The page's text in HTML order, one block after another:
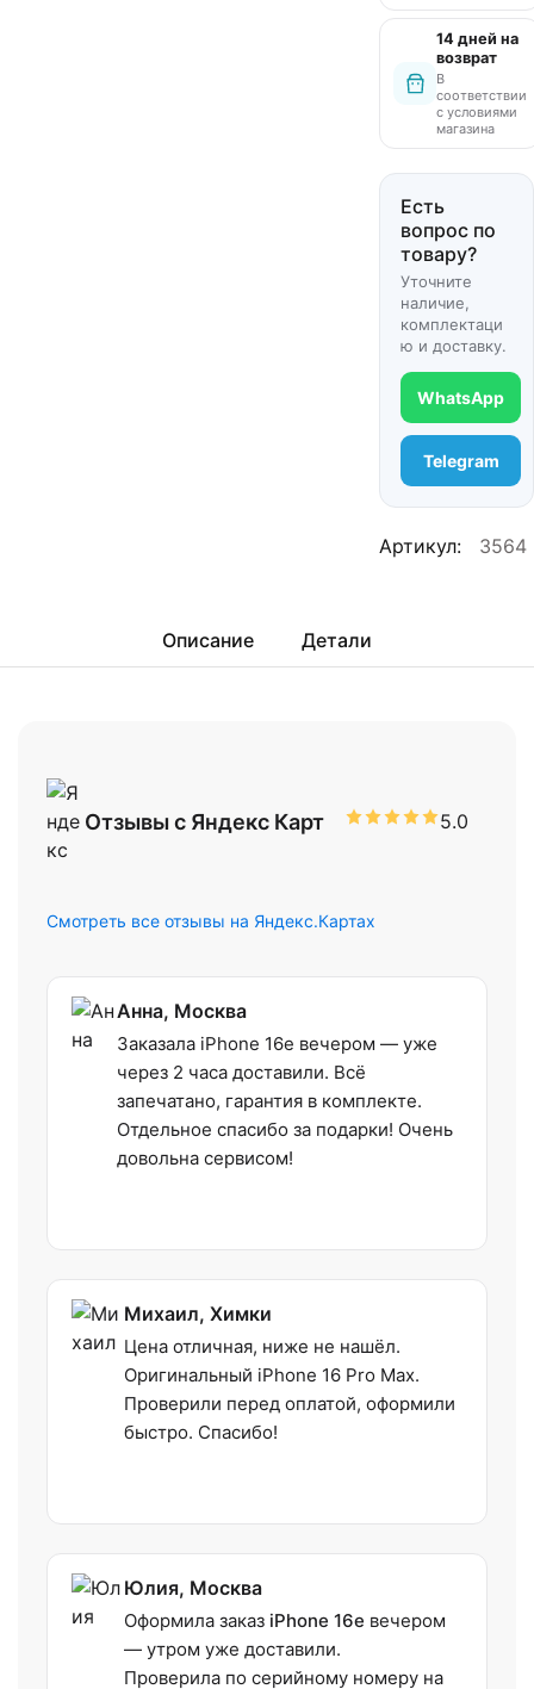
14 дней на
возврат
В
соответствии
с условиями
магазина
Есть
вопрос по
товару?
Уточните
наличие,
комплектаци
ю и доставку.
WhatsApp
Telegram
Артикул: 3564
Описание Детали
Отзывы с Яндекс Карт 5.0
Смотреть все отзывы на Яндекс.Картах
Анна, Москва
Заказала iPhone 16e вечером — уже
через 2 часа доставили. Всё
запечатано, гарантия в комплекте.
Отдельное спасибо за подарки! Очень
довольна сервисом!
Михаил, Химки
Цена отличная, ниже не нашёл.
Оригинальный iPhone 16 Pro Max.
Проверили перед оплатой, оформили
быстро. Спасибо!
Юлия, Москва
Оформила заказ iPhone 16e вечером
— утром уже доставили.
Проверила по серийному номеру на